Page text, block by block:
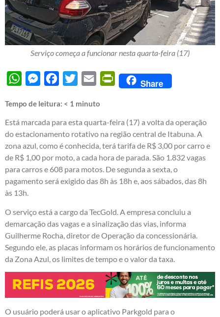
Serviço começa a funcionar nesta quarta-feira (17)
WhatsAppMessengerFacebook
Twitter Email PrintFriendly
Share
Tempo de leitura: < 1 minuto
Está marcada para esta quarta-feira (17) a volta da operação
do estacionamento rotativo na região central de Itabuna. A
zona azul, como é conhecida, terá tarifa de R$ 3,00 por carro e
de R$ 1,00 por moto, a cada hora de parada. São 1.832 vagas
para carros e 608 para motos. De segunda a sexta, o
pagamento será exigido das 8h às 18h e, aos sábados, das 8h
às 13h.
O serviço está a cargo da TecGold. A empresa concluiu a
demarcação das vagas e a sinalização das vias, informa
Guilherme Rocha, diretor de Operação da concessionária.
Segundo ele, as placas informam os horários de funcionamento
da Zona Azul, os limites de tempo e o valor da taxa.
O usuário poderá usar o aplicativo Parkgold para o